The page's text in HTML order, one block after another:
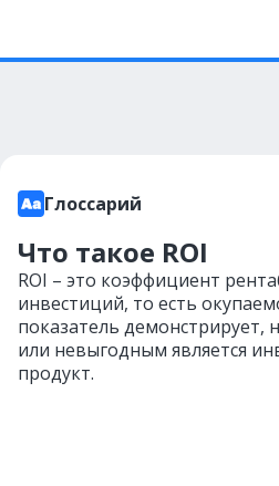
Глоссарий
Что такое ROI
ROI – это коэффициент
инвестиций, то есть
показатель демонстрирует,
или невыгодным является
продукт.